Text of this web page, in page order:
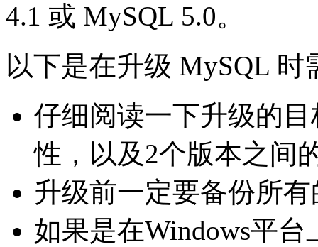
4.1 或 MySQL 5.0。
以下是在升级 MySQL 时
仔细阅读一下升级的
性，以及2个版本之间
升级前一定要备份所
如果是在Windows平